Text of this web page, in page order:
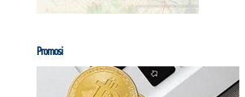
Promosi